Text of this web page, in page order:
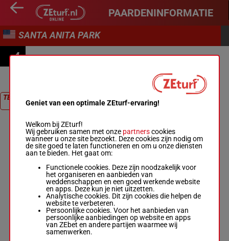
PAARDENINFORMATIE
SANTA ANITA PARK
4
TERUG NAAR
RACEGeniet van een optimale ZEturf-ervaring!
Welkom bij ZEturf!
Wij gebruiken samen met onze partnerscookies
wanneer u onze site bezoekt. Deze cookies zijn nodig om
de site goed te laten functioneren en om u onze diensten
aan te bieden. Het gaat om:
Functionele cookies. Deze zijn noodzakelijk voor
het organiseren en aanbieden van
weddenschappen en een goed werkende website
en apps. Deze kun je niet uitzetten.
Analytische cookies. Dit zijn cookies die helpen de
website te verbeteren.
Persoonlijke cookies. Voor het aanbieden van
persoonlijke aanbiedingen op website en apps
van ZEbet en andere partijen waarmee wij
samenwerken.